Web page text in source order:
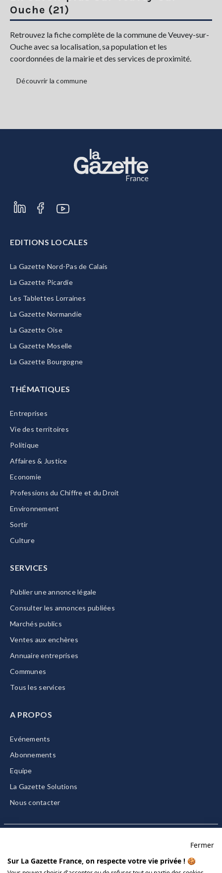
Ouche (21)
Retrouvez la fiche complète de la commune de Veuvey-sur-
Ouche avec sa localisation, sa population et les
coordonnées de la mairie et des services de proximité.
Découvrir la commune
EDITIONS LOCALES
La Gazette Nord-Pas de Calais
La Gazette Picardie
Les Tablettes Lorraines
La Gazette Normandie
La Gazette Oise
La Gazette Moselle
La Gazette Bourgogne
THÉMATIQUES
Entreprises
Vie des territoires
Politique
Affaires & Justice
Economie
Professions du Chiffre et du Droit
Environnement
Sortir
Culture
SERVICES
Publier une annonce légale
Consulter les annonces publiées
Marchés publics
Ventes aux enchères
Annuaire entreprises
Communes
Tous les services
A PROPOS
Evénements
Abonnements
Equipe
La Gazette Solutions
Nous contacter
CGU/CGV
Fermer
Sur La Gazette France, on respecte votre vie privée ! 🍪